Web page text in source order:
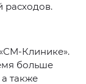
расходов.
Клинике».
больше
также